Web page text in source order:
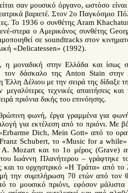
σαν μουσικό όργανο, ωστόσο
βαριετέ. Στον 2ο Παγκόσμιο
To 1936 ο συνθέτης Aram
στερα ο Αμερικάνος συνθέτης
σε soundtracks στον
«Delicatessen» (1992).
η μοναδική στην Ελλάδα και
τον δάσκαλο της Anton Stain στην
Δέλιου με την σειρά της δίδαξε
τεχνικές απαιτήσεις και
πριόνια δικής του επινόησης.
φωνή, έργα γραμμένα για
για εκτέλεση από το πριόνι. Με
Dich, Mein Gott» από το
Schubert, το «Music for a while»
Mozart και το 1o μέρος (Grave)
Ιωάννη Πλανήτερου – γράφτηκε
και το ορχηστρικό «Η Τράτα» από
την συμπλήρωση 70 ετών από τον
μουσικό πριόνι, εφόσον μάλιστα